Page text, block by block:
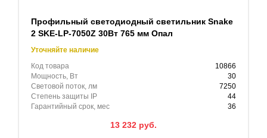
Профильный светодиодный светильник Snake
2 SKE-LP-7050Z 30Вт 765 мм Опал
Уточняйте наличие
Код товара
10866
Мощность, Вт
30
Световой поток, лм
7250
Степень защиты IP
44
Гарантийный срок, мес
36
13 232 руб.